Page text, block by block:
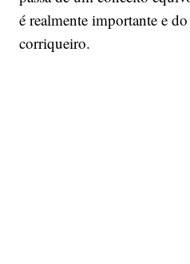
é realmente importante e
corriqueiro.